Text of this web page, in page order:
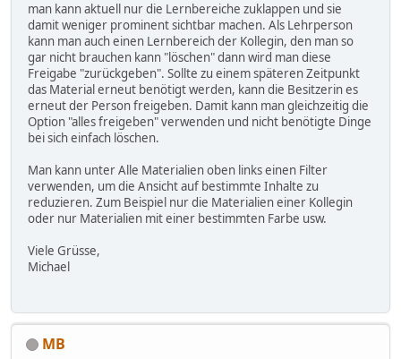
man kann aktuell nur die Lernbereiche zuklappen und sie
damit weniger prominent sichtbar machen. Als Lehrperson
kann man auch einen Lernbereich der Kollegin, den man so
gar nicht brauchen kann "löschen" dann wird man diese
Freigabe "zurückgeben". Sollte zu einem späteren Zeitpunkt
das Material erneut benötigt werden, kann die Besitzerin es
erneut der Person freigeben. Damit kann man gleichzeitig die
Option "alles freigeben" verwenden und nicht benötigte Dinge
bei sich einfach löschen.
Man kann unter Alle Materialien oben links einen Filter
verwenden, um die Ansicht auf bestimmte Inhalte zu
reduzieren. Zum Beispiel nur die Materialien einer Kollegin
oder nur Materialien mit einer bestimmten Farbe usw.
Viele Grüsse,
Michael
MB